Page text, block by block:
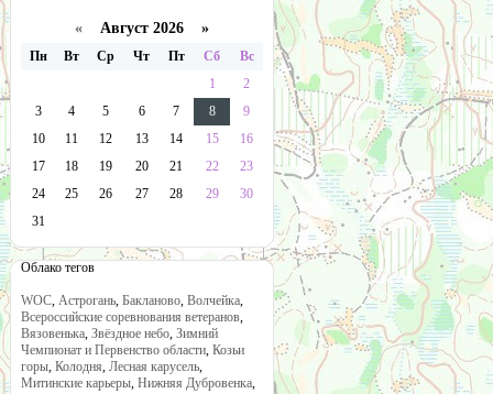
« Август 2026 »
Пн Вт Ср Чт Пт Сб
Вс
1
2
3
4 5 6 7 8
9
10
11 12 13 14 15
16
17
18 19 20 21 22
23
24
25 26 27 28 29
30
31
Облако тегов
WOC, Астрогань, Бакланово, Волчейка,
Всероссийские соревнования ветеранов,
Вязовенька, Звёздное небо, Зимний
Чемпионат и Первенство области, Козьи
горы, Колодня, Лесная карусель,
Митинские карьеры, Нижняя Дубровенка,